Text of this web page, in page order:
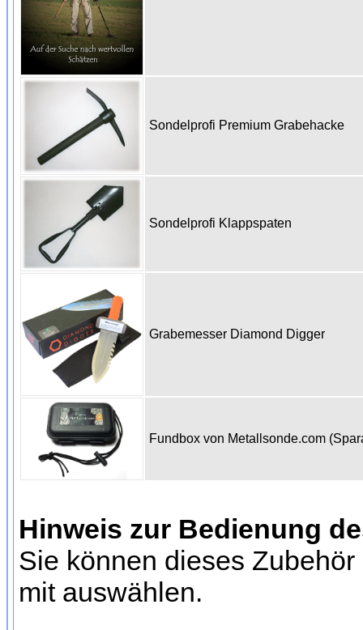
Sondelprofi Premium Grabehacke
Sondelprofi Klappspaten
Grabemesser Diamond Digger
Fundbox von Metallsonde.com
Hinweis zur Bedienung
Sie können dieses
mit auswählen.